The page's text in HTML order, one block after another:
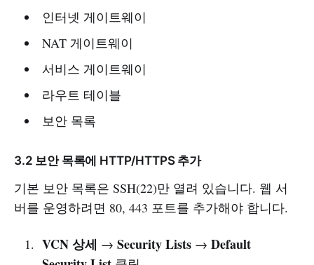
인터넷 게이트웨이
NAT 게이트웨이
서비스 게이트웨이
라우트 테이블
보안 목록
3.2 보안 목록에 HTTP/HTTPS 추가
기본 보안 목록은 SSH(22)만 열려 있습니다. 웹 서
버를 운영하려면 80, 443 포트를 추가해야 합니다.
VCN 상세 → Security Lists→ Default